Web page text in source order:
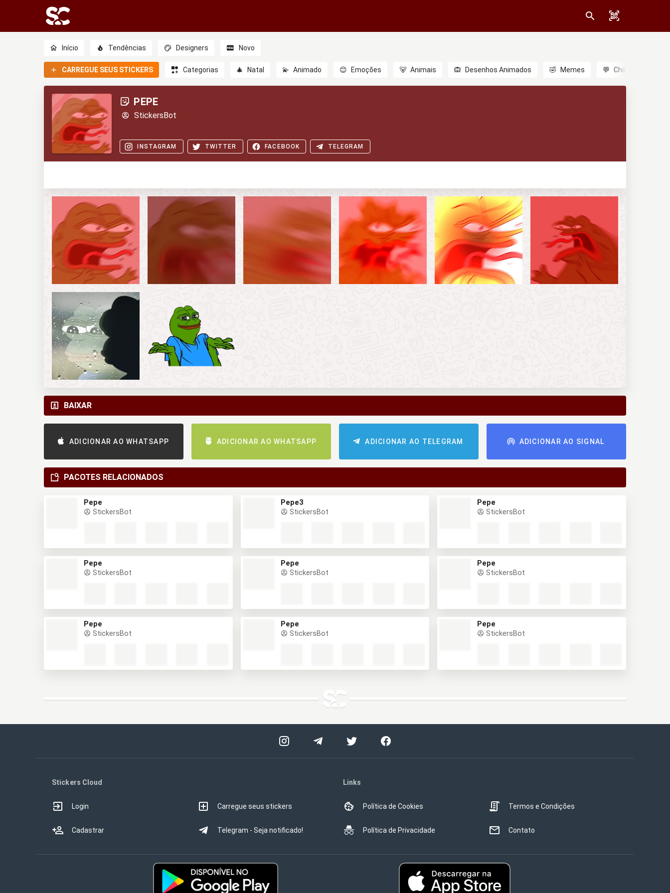
Início Tendências Designers Novo
CARREGUE SEUS STICKERS Categorias 🎄 Natal 💫 Animado 😊 Emoções 🐻 Animais 🙉 Desenhos Animados 🤣 Memes 💬 Chinês
PEPE
StickersBot
INSTAGRAM TWITTER FACEBOOK TELEGRAM
BAIXAR
ADICIONAR AO WHATSAPP ADICIONAR AO WHATSAPP ADICIONAR AO TELEGRAM ADICIONAR AO SIGNAL
PACOTES RELACIONADOS
Pepe
StickersBot
Pepe3
StickersBot
Pepe
StickersBot
Pepe
StickersBot
Pepe
StickersBot
Pepe
StickersBot
Pepe
StickersBot
Pepe
StickersBot
Pepe
StickersBot
Stickers Cloud
Login
Cadastrar
Carregue seus stickers
Telegram - Seja notificado!
Links
Política de Cookies
Política de Privacidade
Termos e Condições
Contato